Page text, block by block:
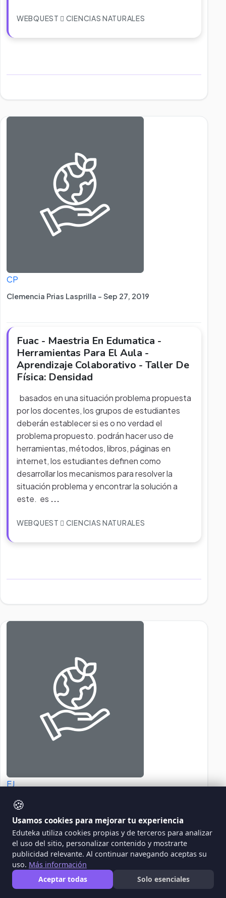
WEBQUEST CIENCIAS NATURALES
CP
Clemencia Prias Lasprilla - Sep 27, 2019
Fuac - Maestria En Edumatica -
Herramientas Para El Aula -
Aprendizaje Colaborativo - Taller De
Física: Densidad
basados en una situación problema propuesta
por los docentes, los grupos de estudiantes
deberán establecer si es o no verdad el
problema propuesto. podrán hacer uso de
herramientas, métodos, libros, páginas en
internet, los estudiantes definen como
desarrollar los mecanismos para resolver la
situación problema y encontrar la solución a
este. es ...
WEBQUEST CIENCIAS NATURALES
EJ
Ere Jan Murguia - Sep 12, 2019
Haz Algo Diferente ¡Inclúyeme!
¿alguna vez has tenido una lesión que te impida
realizar tus movimientos naturalmente o has
tenido que movilizar a alguien con silla de
🍪
Usamos cookies para mejorar tu experiencia
Eduteka utiliza cookies propias y de terceros para analizar
el uso del sitio, personalizar contenido y mostrarte
publicidad relevante. Al continuar navegando aceptas su
uso. Más información
Aceptar todas
Solo esenciales